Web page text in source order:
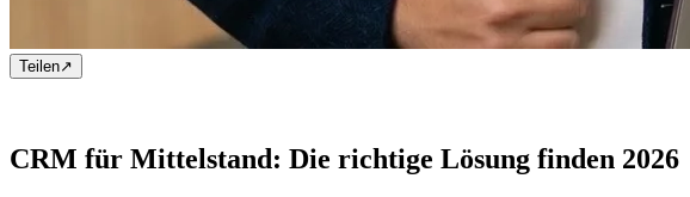
Teilen↗
CRM für Mittelstand: Die richtige Lösung finden 2026